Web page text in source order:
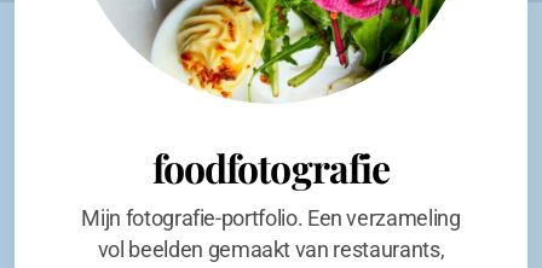
foodfotografie
Mijn fotografie-portfolio. Een verzameling
vol beelden gemaakt van restaurants,